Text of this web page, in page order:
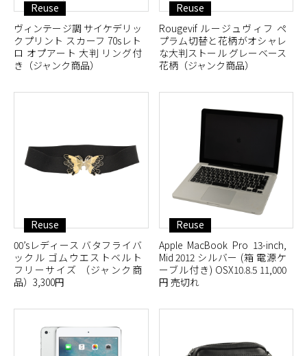
Reuse
ヴィンテージ調 サイケデリッ
クプリント スカーフ 70sレト
ロ オプアート 大判 リング付
き（ジャンク商品）
Reuse
Rougevif ルージュヴィフ ペ
プラム切替と花柄がオシャレ
な大判ストール グレーベース
花柄（ジャンク商品）
Reuse
00’sレディース バタフライバ
ックル ゴムウエストベルト
フリーサイズ （ジャンク商
品）3,300円
Reuse
Apple MacBook Pro 13-inch,
Mid 2012 シルバー (箱 電源ケ
ーブル付き) OSX10.8.5 11,000
円 売切れ